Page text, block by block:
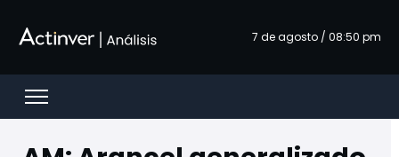
7 de agosto / 08:50 pm
Open menu